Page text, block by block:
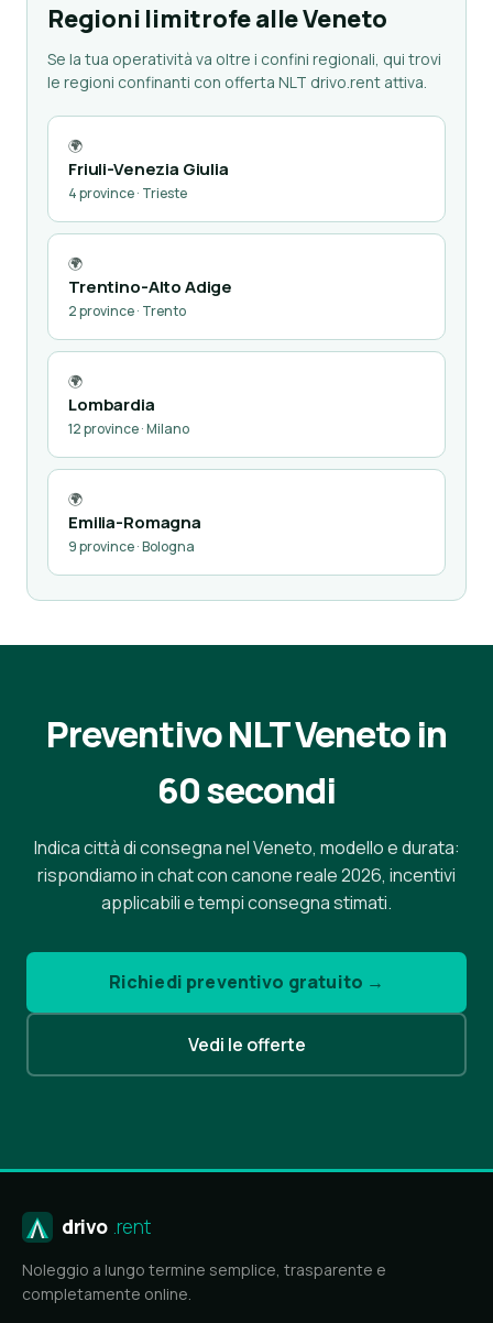
Regioni limitrofe alle Veneto
Se la tua operatività va oltre i confini regionali, qui trovi
le regioni confinanti con offerta NLT drivo.rent attiva.
🌍
Friuli-Venezia Giulia
4 province · Trieste
🌍
Trentino-Alto Adige
2 province · Trento
🌍
Lombardia
12 province · Milano
🌍
Emilia-Romagna
9 province · Bologna
Preventivo NLT Veneto in
60 secondi
Indica città di consegna nel Veneto, modello e durata:
rispondiamo in chat con canone reale 2026, incentivi
applicabili e tempi consegna stimati.
Richiedi preventivo gratuito →
Vedi le offerte
drivo .rent
Noleggio a lungo termine semplice, trasparente e
completamente online.